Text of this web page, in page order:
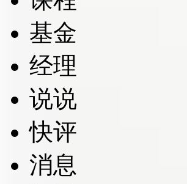
基金
经理
说说
快评
消息